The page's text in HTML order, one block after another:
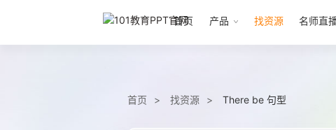
首页 产品 找资源 名师直
首页 找资源 There be 句型